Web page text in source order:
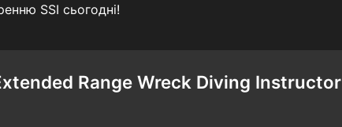
SSI сьогодні!
Range Wreck Diving Instructor